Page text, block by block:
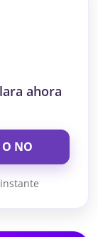
ahora
O NO